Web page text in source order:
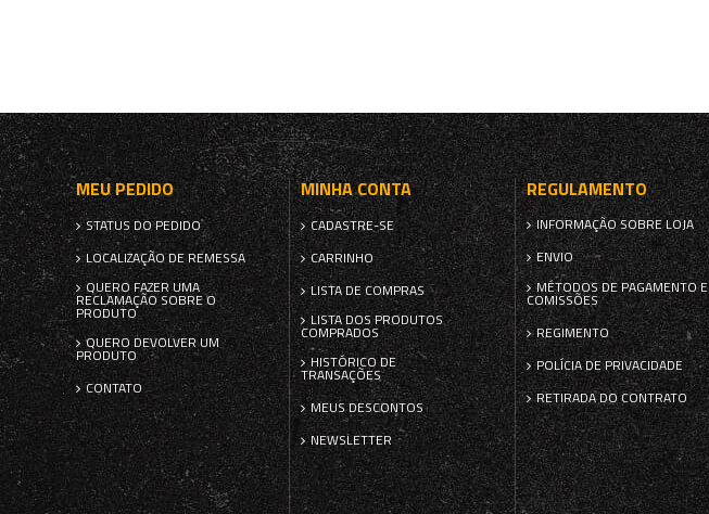
MEU PEDIDO
STATUS DO PEDIDO
LOCALIZAÇÃO DE REMESSA
QUERO FAZER UMA
RECLAMAÇÃO SOBRE O
PRODUTO
QUERO DEVOLVER UM
PRODUTO
CONTATO
MINHA CONTA
CADASTRE-SE
CARRINHO
LISTA DE COMPRAS
LISTA DOS PRODUTOS
COMPRADOS
HISTÓRICO DE
TRANSAÇÕES
MEUS DESCONTOS
NEWSLETTER
REGULAMENTO
INFORMAÇÃO SOBRE LOJA
ENVIO
MÉTODOS DE PAGAMENTO E
COMISSÕES
REGIMENTO
POLÍCIA DE PRIVACIDADE
RETIRADA DO CONTRATO